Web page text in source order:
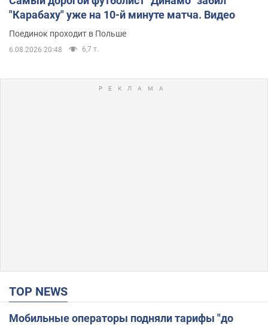
"Карабаху" уже на 10-й минуте матча. Видео
Поединок проходит в Польше
6.08.2026 20:48 6,7 т.
TOP NEWS
Мобильные операторы подняли тарифы "до